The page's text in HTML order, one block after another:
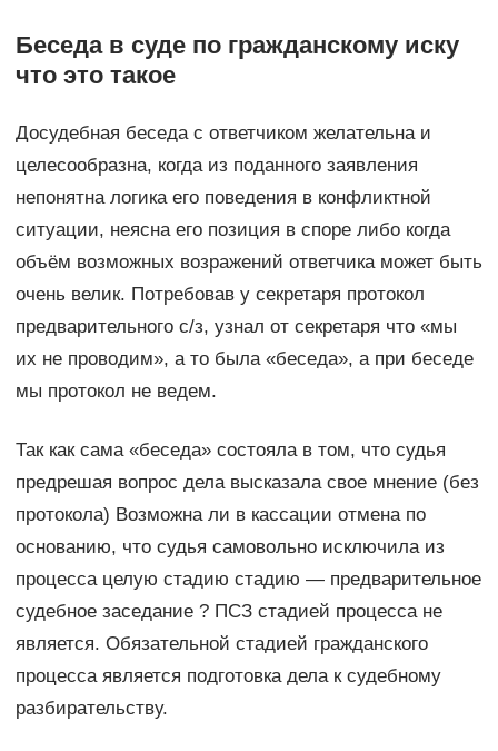
Беседа в суде по гражданскому иску
что это такое
Досудебная беседа с ответчиком желательна и
целесообразна, когда из поданного заявления
непонятна логика его поведения в конфликтной
ситуации, неясна его позиция в споре либо когда
объём возможных возражений ответчика может быть
очень велик. Потребовав у секретаря протокол
предварительного с/з, узнал от секретаря что «мы
их не проводим», а то была «беседа», а при беседе
мы протокол не ведем.
Так как сама «беседа» состояла в том, что судья
предрешая вопрос дела высказала свое мнение (без
протокола) Возможна ли в кассации отмена по
основанию, что судья самовольно исключила из
процесса целую стадию стадию — предварительное
судебное заседание ? ПСЗ стадией процесса не
является. Обязательной стадией гражданского
процесса является подготовка дела к судебному
разбирательству.